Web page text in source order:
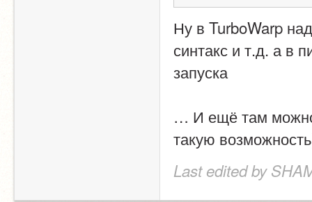
Ну в TurboWarp
синтакс и т.д. а в
запуска
… И ещё там
такую
Last edited by